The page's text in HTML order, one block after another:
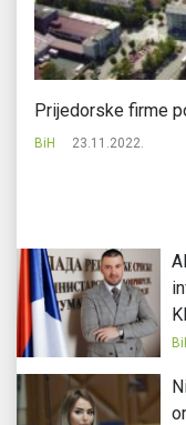
Prijedorske firme
BiH 23.11.2022.